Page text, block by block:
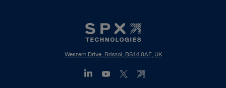
Western Drive, Bristol, BS14 0AF, UK